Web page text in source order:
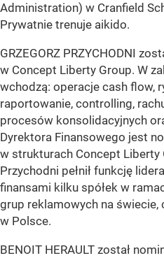
Administration) w Cranfield
Prywatnie trenuje aikido.
GRZEGORZ PRZYCHODNI
w Concept Liberty Group. W
wchodzą: operacje cash flow,
raportowanie, controlling,
procesów konsolidacyjnych
Dyrektora Finansowego jest
w strukturach Concept Liberty
Przychodni pełnił funkcję
finansami kilku spółek w
grup reklamowych na świecie,
w Polsce.
BENOIT HERAULT został